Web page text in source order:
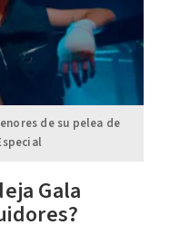
de su pelea de
Gala